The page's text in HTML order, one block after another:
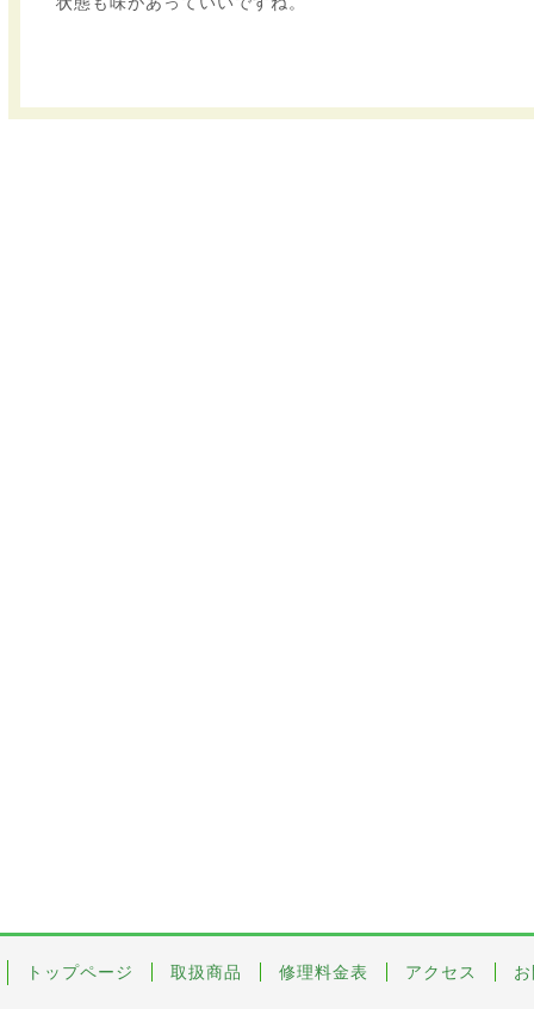
トップページ 取扱商品 修理料金表 アクセス